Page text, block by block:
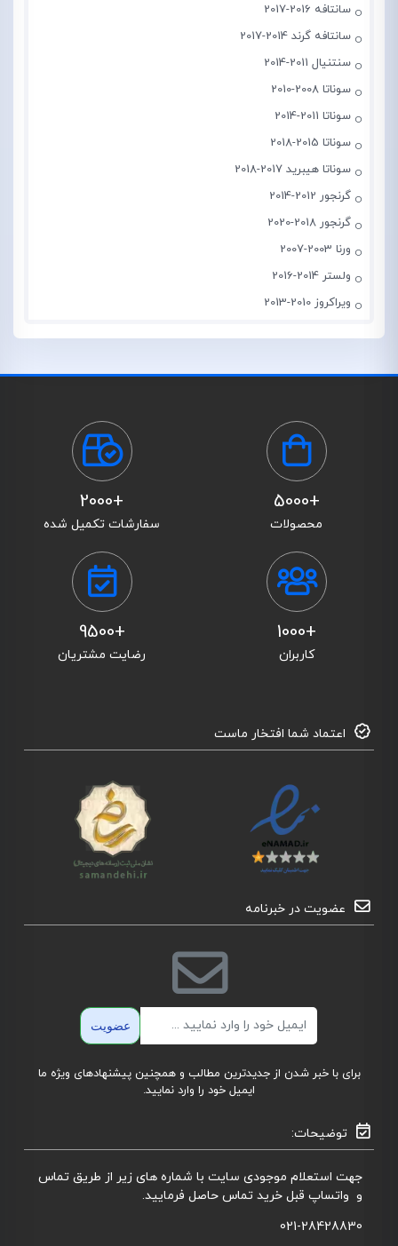
سانتافه 2016-2017
سانتافه گرند 2014-2017
سنتنیال 2011-2014
سوناتا 2008-2010
سوناتا 2011-2014
سوناتا 2015-2018
سوناتا هیبرید 2017-2018
گرنجور 2012-2014
گرنجور 2018-2020
ورنا 2003-2007
ولستر 2014-2016
ویراکروز 2010-2013
+5000
محصولات
+2000
سفارشات تکمیل شده
+1000
کاربران
+9500
رضایت مشتریان
اعتماد شما افتخار ماست
عضویت در خبرنامه
عضویت
برای با خبر شدن از جدیدترین مطالب و همچنین پیشنهادهای ویژه ما
ایمیل خود را وارد نمایید.
توضیحات:
جهت استعلام موجودی سایت با شماره های زیر از طریق تماس
و واتساپ قبل خرید تماس حاصل فرمایید.
021-28428830